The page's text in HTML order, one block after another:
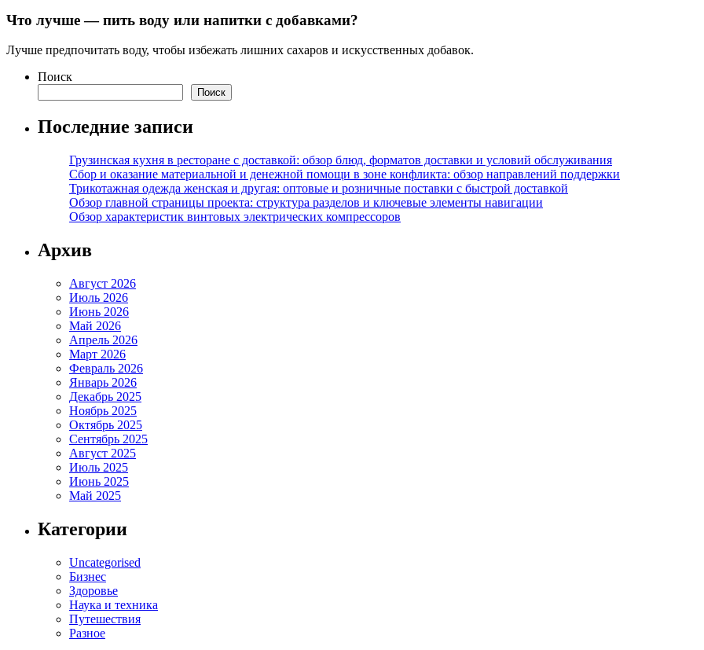
Что лучше — пить воду или напитки с добавками?
Лучше предпочитать воду, чтобы избежать лишних сахаров и искусственных добавок.
Поиск
Поиск
Последние записи
Грузинская кухня в ресторане с доставкой: обзор блюд, форматов доставки и условий обслуживания
Сбор и оказание материальной и денежной помощи в зоне конфликта: обзор направлений поддержки
Трикотажная одежда женская и другая: оптовые и розничные поставки с быстрой доставкой
Обзор главной страницы проекта: структура разделов и ключевые элементы навигации
Обзор характеристик винтовых электрических компрессоров
Архив
Август 2026
Июль 2026
Июнь 2026
Май 2026
Апрель 2026
Март 2026
Февраль 2026
Январь 2026
Декабрь 2025
Ноябрь 2025
Октябрь 2025
Сентябрь 2025
Август 2025
Июль 2025
Июнь 2025
Май 2025
Категории
Uncategorised
Бизнес
Здоровье
Наука и техника
Путешествия
Разное